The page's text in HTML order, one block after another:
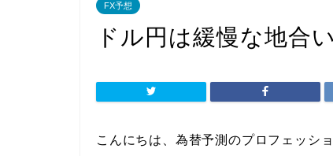
FX予想
ドル円は緩慢な地合
こんにちは、為替予測のプロフェッショ